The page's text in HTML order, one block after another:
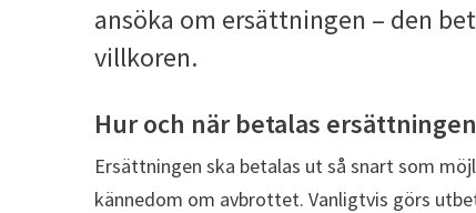
ansöka om ersättningen – den
villkoren.
Hur och när betalas
Ersättningen ska betalas ut så snart som
kännedom om avbrottet. Vanligtvis görs